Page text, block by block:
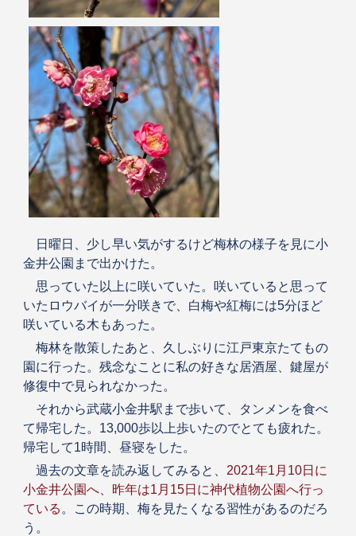
日曜日、少し早い気がするけど梅林の様子を見に小
金井公園まで出かけた。
思っていた以上に咲いていた。咲いていると思って
いたロウバイが一分咲きで、白梅や紅梅には5分ほど
咲いている木もあった。
梅林を散策したあと、久しぶりに江戸東京たてもの
園に行った。残念なことに私の好きな居酒屋、鍵屋が
修復中で見られなかった。
それから武蔵小金井駅まで歩いて、タンメンを食べ
て帰宅した。13,000歩以上歩いたのでとても疲れた。
帰宅して1時間、昼寝をした。
過去の文章を読み返してみると、 2021年1月10日に
小金井公園へ、 昨年は1月15日に神代植物公園へ行っ
ている。この時期、梅を見たくなる習性があるのだろ
う。